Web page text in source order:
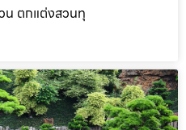
น ตกแต่งสวนทุ